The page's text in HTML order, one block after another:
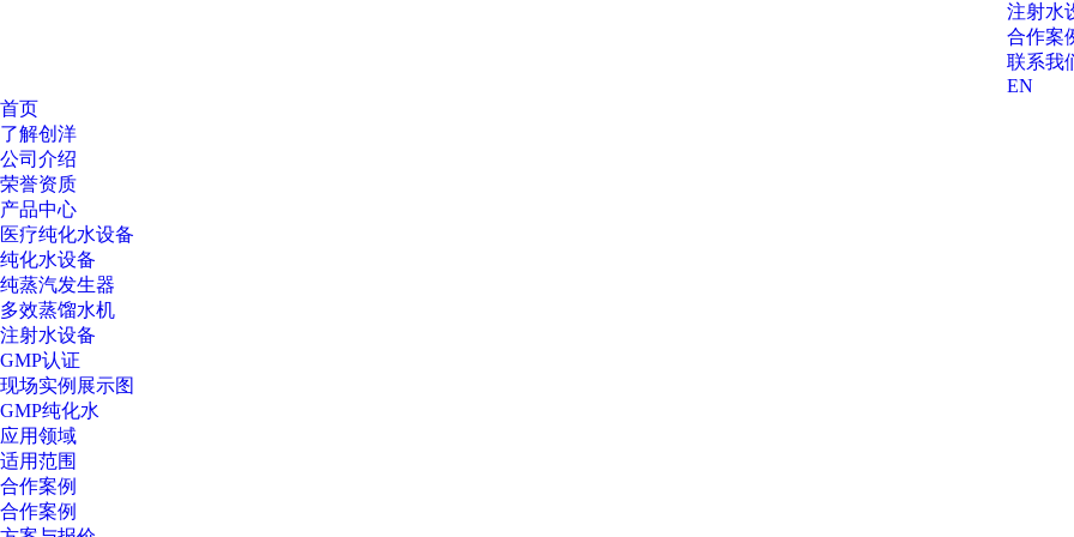
注射水
合作案
联系我
EN
首页
了解创洋
公司介绍
荣誉资质
产品中心
医疗纯化水设备
纯化水设备
纯蒸汽发生器
多效蒸馏水机
注射水设备
GMP认证
现场实例展示图
GMP纯化水
应用领域
适用范围
合作案例
合作案例